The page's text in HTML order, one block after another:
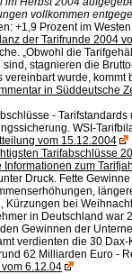
vollkommen
+1,9 Prozent im
der Tarifrunde 2004
„Obwohl die
stagnieren die
vereinbart wurde, kommt
in Süddeutsche
- Tarifstandards
WSI-
vom 15.12.2004
Tarifabschlüsse
Informationen zum
Druck. Fette
Kürzungen bei
in Deutschland war
Gewinnen der
verdienten die 30
62 Milliarden Euro -
6.12.04